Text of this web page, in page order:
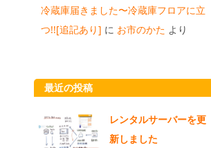
冷蔵庫届きました〜冷蔵庫フロアに立
つ!![追記あり] に お市のかた より
最近の投稿
レンタルサーバーを更
新しました